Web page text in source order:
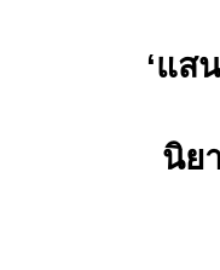
‘แส
นิย